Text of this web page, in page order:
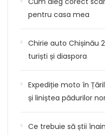
pentru casa mea
Chirie auto Chișinău
turiști și diaspora
Expediție moto în
și liniștea pădurilor
Ce trebuie să știi